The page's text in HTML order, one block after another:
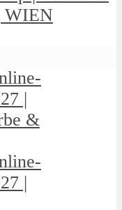
WIEN
|
&
|